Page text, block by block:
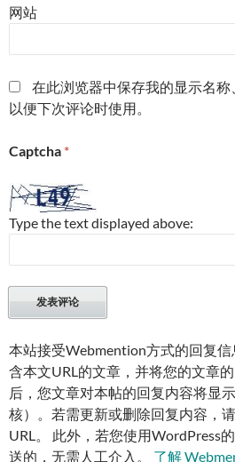
网站
在此浏览器中保存我的显示名称
以便下次评论时使用。
Captcha *
Type the text displayed above:
本站接受Webmention方式的回复
含本文URL的文章，并将您的文章
后，您文章对本帖的回复内容将显
核）。若需更新或删除回复内容，
URL。 此外，若您使用WordPress
送的，无需人工介入。 了解